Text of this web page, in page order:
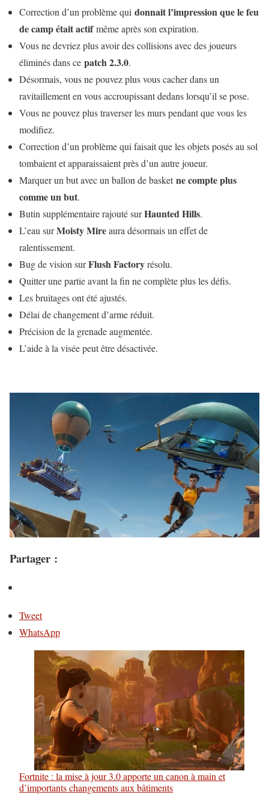
Correction d’un problème qui donnait l’impression que le feu
de camp était actifmême après son expiration.
Vous ne devriez plus avoir des collisions avec des joueurs
éliminés dans ce patch 2.3.0.
Désormais, vous ne pouvez plus vous cacher dans un
ravitaillement en vous accroupissant dedans lorsqu’il se pose.
Vous ne pouvez plus traverser les murs pendant que vous les
modifiez.
Correction d’un problème qui faisait que les objets posés au sol
tombaient et apparaissaient près d’un autre joueur.
Marquer un but avec un ballon de basketne compte plus
comme un but.
Butin supplémentaire rajouté surHaunted Hills.
L’eau surMoisty Mireaura désormais un effet de
ralentissement.
Bug de vision surFlush Factoryrésolu.
Quitter une partie avant la fin ne complète plus les défis.
Les bruitages ont été ajustés.
Délai de changement d’arme réduit.
Précision de la grenade augmentée.
L’aide à la visée peut être désactivée.
Partager :
Tweet
WhatsApp
Fortnite : la mise à jour 3.0 apporte un canon à main et
d’importants changements aux bâtiments